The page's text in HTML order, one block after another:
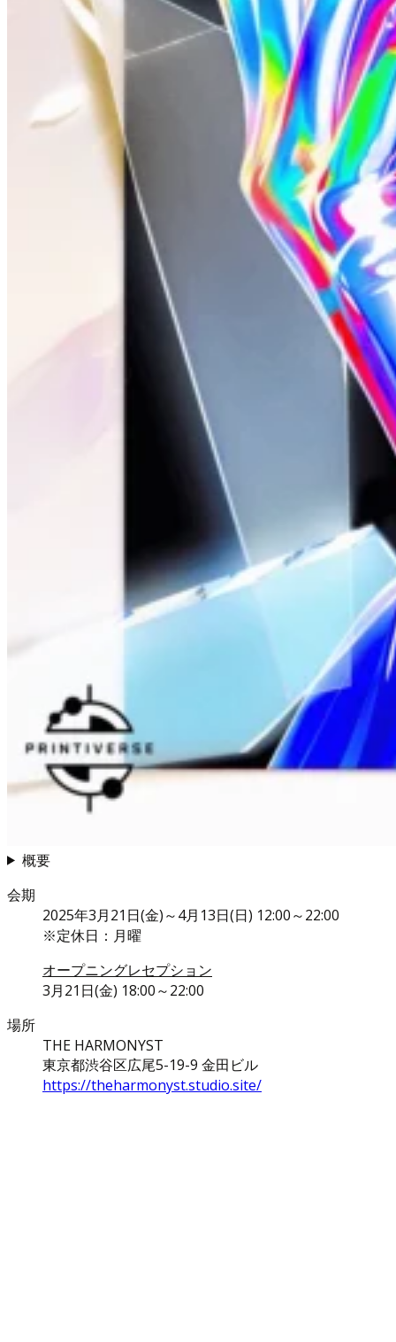
概要
会期
2025年3月21日(金)～4月13日(日) 12:00～22:00
※定休日：月曜
オープニングレセプション
3月21日(金) 18:00～22:00
場所
THE HARMONYST
東京都渋谷区広尾5-19-9 金田ビル
https://theharmonyst.studio.site/